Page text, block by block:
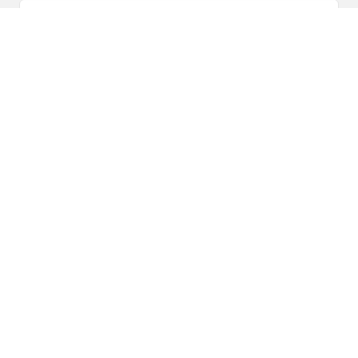
Kirjoita sähköpostiosoitteesi